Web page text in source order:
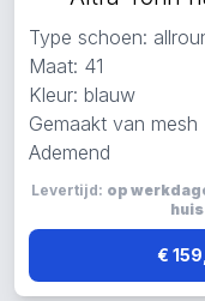
Type schoen:
Maat: 41
Kleur: blauw
Gemaakt van mesh
Ademend
Levertijd: op
huis
€